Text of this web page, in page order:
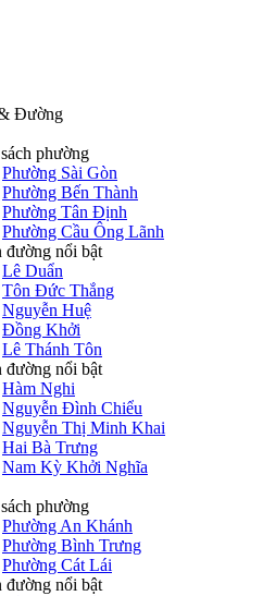
Đường
phường
Phường Sài Gòn
Phường Bến Thành
Phường Tân Định
Phường Cầu Ông Lãnh
đường nổi bật
Lê Duẩn
Tôn Đức Thắng
Nguyễn Huệ
Đồng Khởi
Lê Thánh Tôn
đường nổi bật
Hàm Nghi
Nguyễn Đình Chiểu
Nguyễn Thị Minh Khai
Hai Bà Trưng
Nam Kỳ Khởi Nghĩa
phường
Phường An Khánh
Phường Bình Trưng
Phường Cát Lái
đường nổi bật